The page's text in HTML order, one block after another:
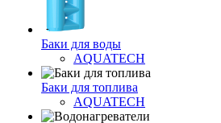
Баки для воды
AQUATECH
Баки для топлива
AQUATECH